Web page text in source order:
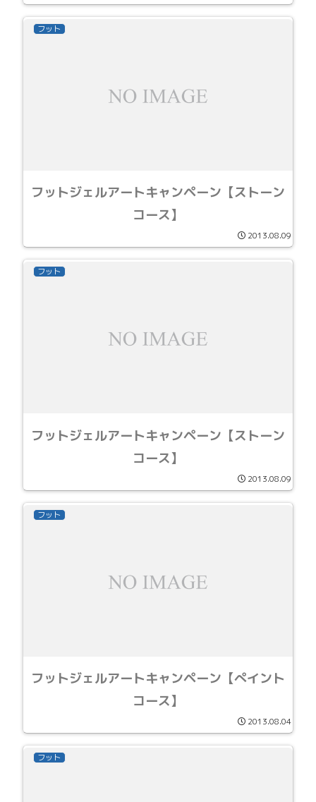
フット
フットジェルアートキャンペーン【ストーン
コース】
2013.08.09
フット
フットジェルアートキャンペーン【ストーン
コース】
2013.08.09
フット
フットジェルアートキャンペーン【ぺイント
コース】
2013.08.04
フット